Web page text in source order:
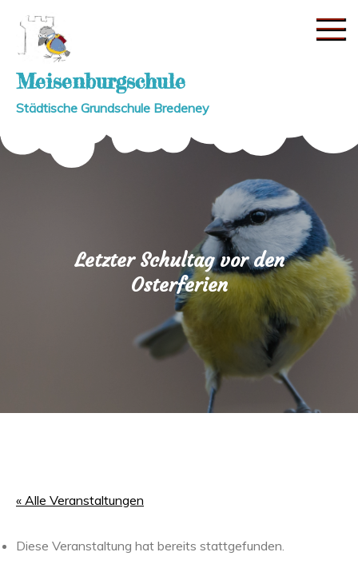
content
Meisenburgschule
Städtische Grundschule Bredeney
Letzter Schultag vor den
Osterferien
« Alle Veranstaltungen
Diese Veranstaltung hat bereits stattgefunden.